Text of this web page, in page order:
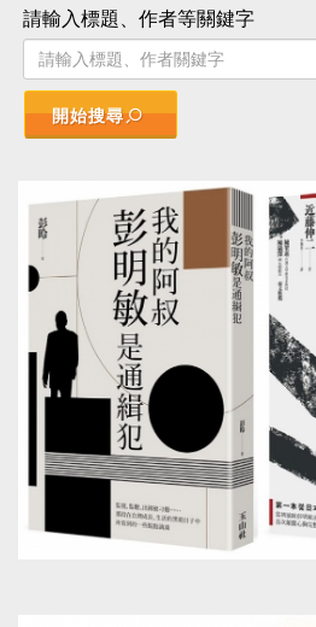
請輸入標題、作者等關鍵字
開始搜尋